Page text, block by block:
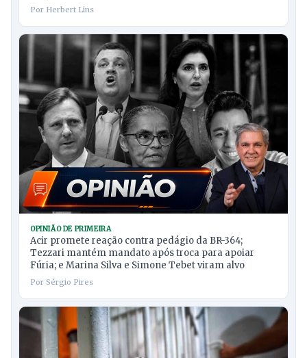
Por Herbert Lins
OPINIÃO DE PRIMEIRA
Acir promete reação contra pedágio da BR-364;
Tezzari mantém mandato após troca para apoiar
Fúria; e Marina Silva e Simone Tebet viram alvo
Por Sérgio Pires